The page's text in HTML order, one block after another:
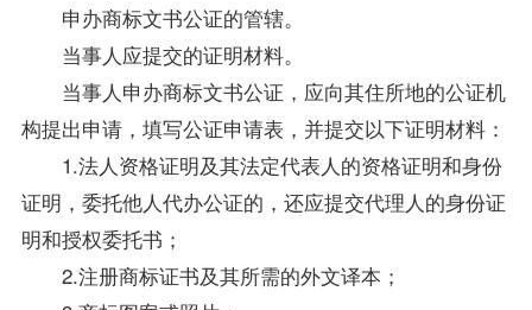
申办商标文书公证的管辖。
当事人应提交的证明材料。
当事人申办商标文书公证，应向其住所地的公证机
构提出申请，填写公证申请表，并提交以下证明材料：
1.法人资格证明及其法定代表人的资格证明和身份
证明，委托他人代办公证的，还应提交代理人的身份证
明和授权委托书；
2.注册商标证书及其所需的外文译本；